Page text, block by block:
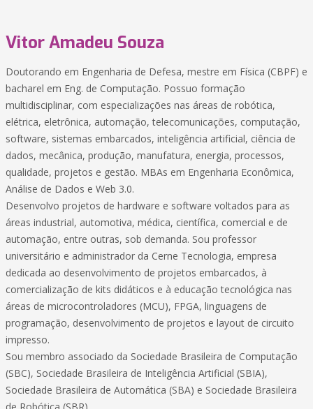
Vitor Amadeu Souza
Doutorando em Engenharia de Defesa, mestre em Física (CBPF) e
bacharel em Eng. de Computação. Possuo formação
multidisciplinar, com especializações nas áreas de robótica,
elétrica, eletrônica, automação, telecomunicações, computação,
software, sistemas embarcados, inteligência artificial, ciência de
dados, mecânica, produção, manufatura, energia, processos,
qualidade, projetos e gestão. MBAs em Engenharia Econômica,
Análise de Dados e Web 3.0.
Desenvolvo projetos de hardware e software voltados para as
áreas industrial, automotiva, médica, científica, comercial e de
automação, entre outras, sob demanda. Sou professor
universitário e administrador da Cerne Tecnologia, empresa
dedicada ao desenvolvimento de projetos embarcados, à
comercialização de kits didáticos e à educação tecnológica nas
áreas de microcontroladores (MCU), FPGA, linguagens de
programação, desenvolvimento de projetos e layout de circuito
impresso.
Sou membro associado da Sociedade Brasileira de Computação
(SBC), Sociedade Brasileira de Inteligência Artificial (SBIA),
Sociedade Brasileira de Automática (SBA) e Sociedade Brasileira